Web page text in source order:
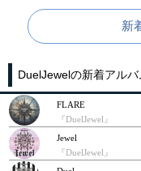
新
DuelJewelの新着アルバ
FLARE
『DuelJewel』
Jewel
『DuelJewel』